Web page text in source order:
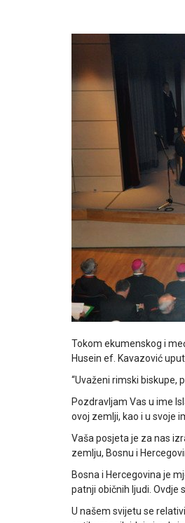
Tokom ekumenskog i
Husein ef. Kavazović
“Uvaženi rimski biskupe,
Pozdravljam Vas u ime
ovoj zemlji, kao i u svoje
Vaša posjeta je za nas
zemlju, Bosnu i
Bosna i Hercegovina je
patnji običnih ljudi. Ovdje
U našem svijetu se